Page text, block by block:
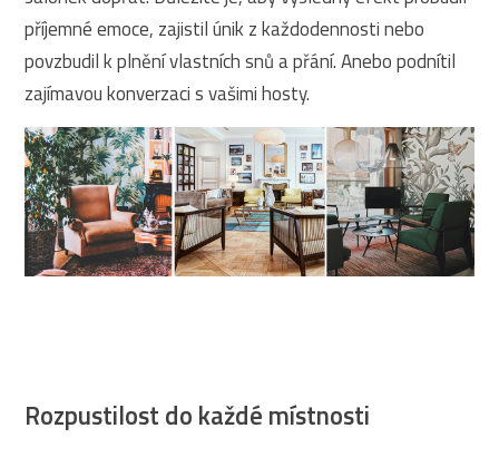
příjemné emoce, zajistil únik z každodennosti nebo
povzbudil k plnění vlastních snů a přání. Anebo podnítil
zajímavou konverzaci s vašimi hosty.
Rozpustilost do každé místnosti